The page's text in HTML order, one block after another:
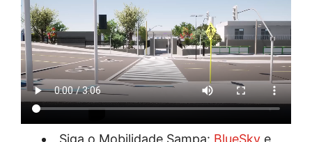
Siga o Mobilidade Sampa: BlueSkye